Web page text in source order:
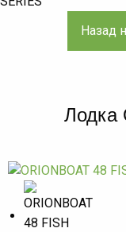
Лодка